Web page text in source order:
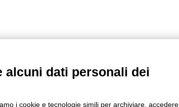
alcuni dati personali dei
i cookie e tecnologie simili per archiviare, accedere